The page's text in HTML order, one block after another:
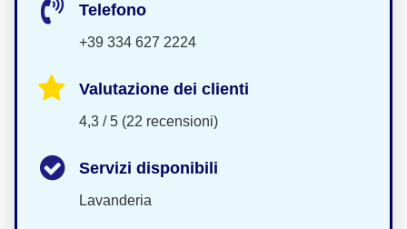
Telefono
+39 334 627 2224
Valutazione dei clienti
4,3 / 5 (22 recensioni)
Servizi disponibili
Lavanderia